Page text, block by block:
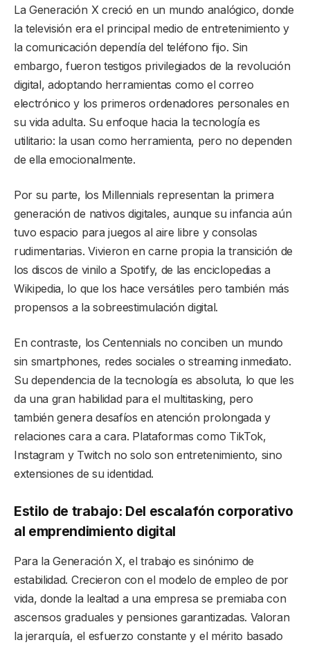
La Generación X creció en un mundo analógico, donde
la televisión era el principal medio de entretenimiento y
la comunicación dependía del teléfono fijo. Sin
embargo, fueron testigos privilegiados de la revolución
digital, adoptando herramientas como el correo
electrónico y los primeros ordenadores personales en
su vida adulta. Su enfoque hacia la tecnología es
utilitario: la usan como herramienta, pero no dependen
de ella emocionalmente.
Por su parte, los Millennials representan la primera
generación de nativos digitales, aunque su infancia aún
tuvo espacio para juegos al aire libre y consolas
rudimentarias. Vivieron en carne propia la transición de
los discos de vinilo a Spotify, de las enciclopedias a
Wikipedia, lo que los hace versátiles pero también más
propensos a la sobreestimulación digital.
En contraste, los Centennials no conciben un mundo
sin smartphones, redes sociales o streaming inmediato.
Su dependencia de la tecnología es absoluta, lo que les
da una gran habilidad para el multitasking, pero
también genera desafíos en atención prolongada y
relaciones cara a cara. Plataformas como TikTok,
Instagram y Twitch no solo son entretenimiento, sino
extensiones de su identidad.
Estilo de trabajo: Del escalafón corporativo
al emprendimiento digital
Para la Generación X, el trabajo es sinónimo de
estabilidad. Crecieron con el modelo de empleo de por
vida, donde la lealtad a una empresa se premiaba con
ascensos graduales y pensiones garantizadas. Valoran
la jerarquía, el esfuerzo constante y el mérito basado